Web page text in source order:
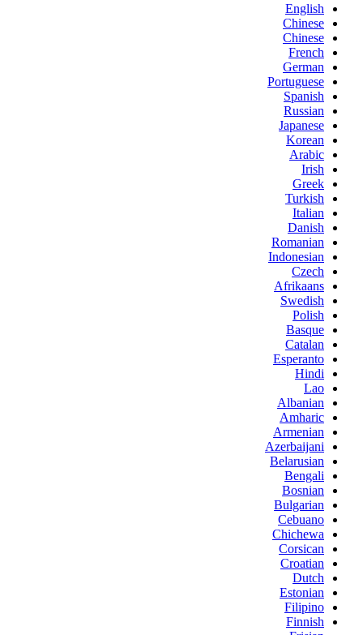
English
Chinese
Chinese
French
German
Portuguese
Spanish
Russian
Japanese
Korean
Arabic
Irish
Greek
Turkish
Italian
Danish
Romanian
Indonesian
Czech
Afrikaans
Swedish
Polish
Basque
Catalan
Esperanto
Hindi
Lao
Albanian
Amharic
Armenian
Azerbaijani
Belarusian
Bengali
Bosnian
Bulgarian
Cebuano
Chichewa
Corsican
Croatian
Dutch
Estonian
Filipino
Finnish